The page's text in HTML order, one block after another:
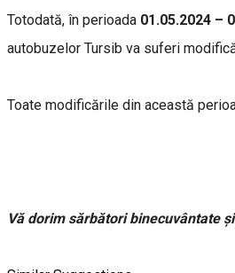
Totodată, în perioada 01.05.2024 –
autobuzelor Tursib va suferi
Toate modificările din această
Vă dorim sărbători binecuvântate